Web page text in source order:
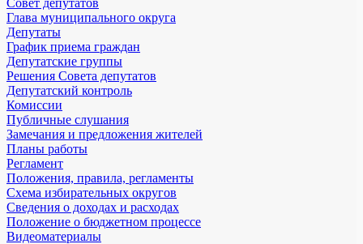
Глава муниципального округа
Депутаты
График приема граждан
Депутатские группы
Решения Совета депутатов
Депутатский контроль
Комиссии
Публичные слушания
Замечания и предложения жителей
Планы работы
Регламент
Положения, правила, регламенты
Схема избирательных округов
Сведения о доходах и расходах
Положение о бюджетном процессе
Видеоматериалы